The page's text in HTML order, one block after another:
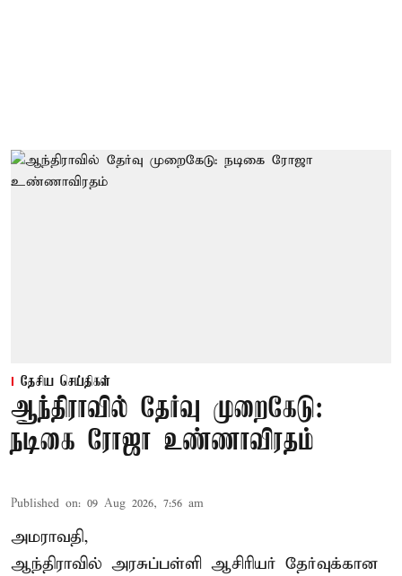
தேசிய செய்திகள்
ஆந்திராவில் தேர்வு முறைகேடு:
நடிகை ரோஜா உண்ணாவிரதம்
Published on: 09 Aug 2026, 7:56 am
அமராவதி,
ஆந்திராவில் அரசுப்பள்ளி ஆசிரியர் தேர்வுக்கான